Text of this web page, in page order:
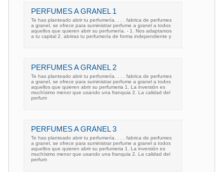
PERFUMES A GRANEL 1
Te has planteado abrir tu perfumería. . . . fabrica de perfumes
a granel, se ofrece para suministrar perfume a granel a todos
aquellos que quieren abrir su perfumería. - 1. Nos adaptamos
a tu capital 2. abriras tu perfumería de forma independiente y
PERFUMES A GRANEL 2
Te has planteado abrir tu perfumería. . . . fabrica de perfumes
a granel, se ofrece para suministrar perfume a granel a todos
aquellos que quieren abrir su perfumeria 1. La inversión es
muchísimo menor que usando una franquia 2. La calidad del
perfum
PERFUMES A GRANEL 3
Te has planteado abrir tu perfumería. . . . fabrica de perfumes
a granel, se ofrece para suministrar perfume a granel a todos
aquellos que quieren abrir su perfumeria 1. La inversión es
muchísimo menor que usando una franquia 2. La calidad del
perfum